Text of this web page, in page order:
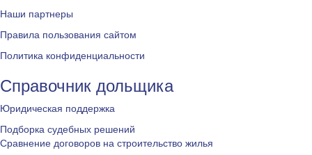
Наши партнеры
Правила пользования сайтом
Политика конфиденциальности
Справочник дольщика
Юридическая поддержка
Подборка судебных решений
Сравнение договоров на строительство жилья